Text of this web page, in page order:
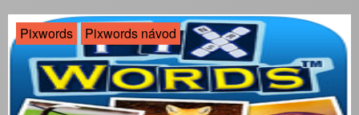
Pixwords Pixwords návod